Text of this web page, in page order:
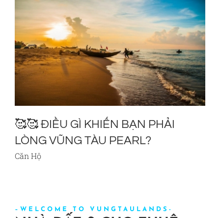
TIN TỨC
LIÊN HỆ
🥰🥰 ĐIỀU GÌ KHIẾN BẠN PHẢI
LÒNG VŨNG TÀU PEARL?
Căn Hộ
– WELCOME TO VUNGTAULANDS-